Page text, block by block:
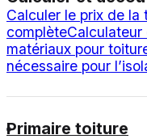
Calculer le prix de la
complèteCalculateur
matériaux pour
nécessaire pour
Primaire toiture